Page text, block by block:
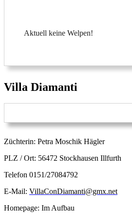
Aktuell keine Welpen!
Villa Diamanti
Züchterin: Petra Moschik Hägler
PLZ / Ort: 56472 Stockhausen Illfurth
Telefon 0151/27084792
E-Mail: VillaConDiamanti@gmx.net
Homepage: Im Aufbau